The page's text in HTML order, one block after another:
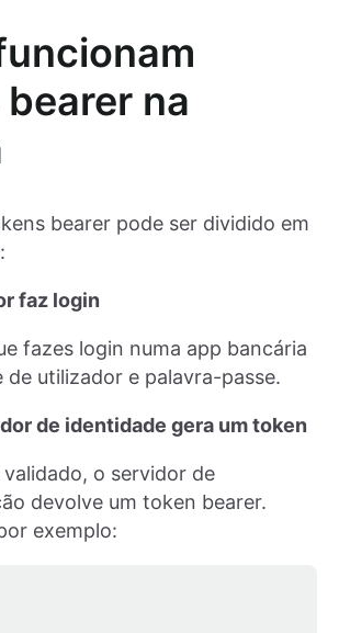
na
bearer pode ser dividido em
faz login
fazes login numa app bancária
de utilizador e palavra-passe.
de identidade gera um token
validado, o servidor de
devolve um token bearer.
exemplo: